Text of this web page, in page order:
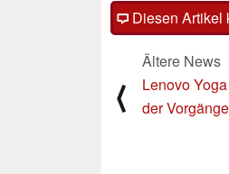
Diesen Artikel
⟨
Ältere News
Lenovo
der